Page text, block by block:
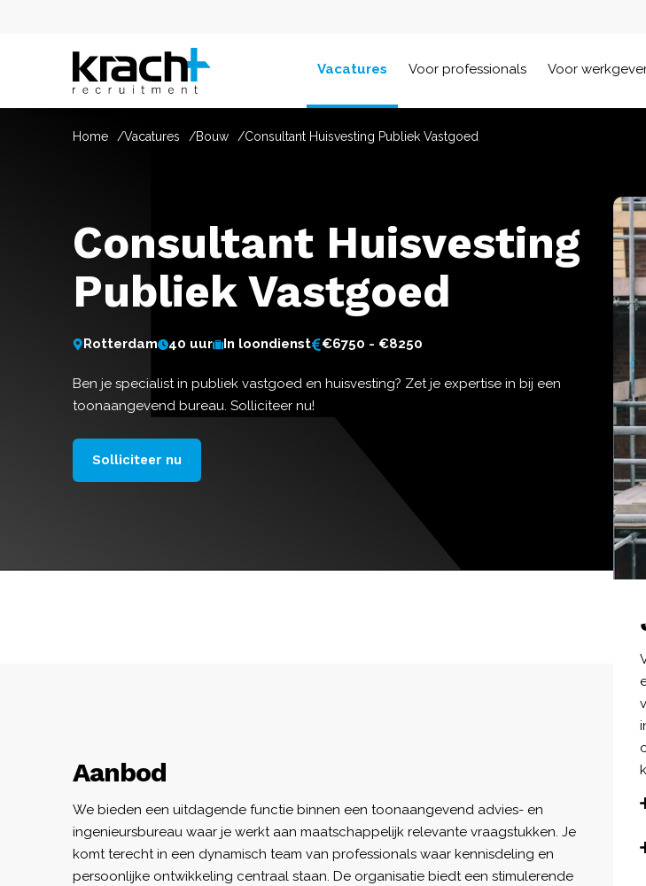
Vacatures Voor professionals Voor
Home Vacatures Bouw Consultant Huisvesting Publiek Vastgoed
Consultant Huisvesting
Publiek Vastgoed
Rotterdam 40 uur In loondienst €6750 - €8250
Ben je specialist in publiek vastgoed en huisvesting? Zet je expertise in bij een
toonaangevend bureau. Solliciteer nu!
Solliciteer nu
Aanbod
We bieden een uitdagende functie binnen een toonaangevend advies- en
ingenieursbureau waar je werkt aan maatschappelijk relevante vraagstukken. Je
komt terecht in een dynamisch team van professionals waar kennisdeling en
persoonlijke ontwikkeling centraal staan. De organisatie biedt een stimulerende